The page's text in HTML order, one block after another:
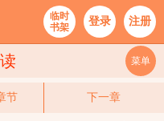
临时
书架
登录 注册
菜单
节 下一章